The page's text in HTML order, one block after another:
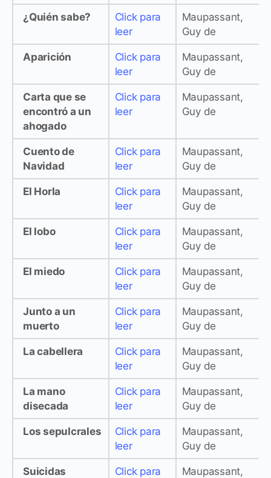
¿Quién sabe?
Click para
leer
Maupassant,
Guy de
Aparición
Click para
leer
Maupassant,
Guy de
Carta que se
encontró a un
ahogado
Click para
leer
Maupassant,
Guy de
Cuento de
Navidad
Click para
leer
Maupassant,
Guy de
El Horla
Click para
leer
Maupassant,
Guy de
El lobo
Click para
leer
Maupassant,
Guy de
El miedo
Click para
leer
Maupassant,
Guy de
Junto a un
muerto
Click para
leer
Maupassant,
Guy de
La cabellera
Click para
leer
Maupassant,
Guy de
La mano
disecada
Click para
leer
Maupassant,
Guy de
Los sepulcrales
Click para
leer
Maupassant,
Guy de
Suicidas
Click para
Maupassant,